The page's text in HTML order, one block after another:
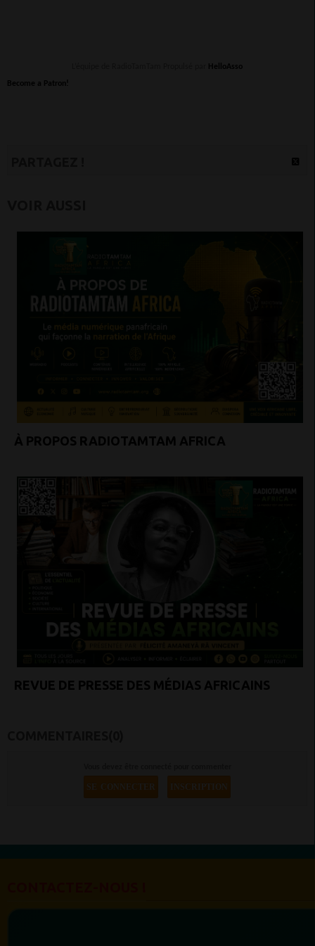
HelloAsso
Become a Patron!
À PROPOS RADIOTAMTAM AFRICA
REVUE DE PRESSE DES MÉDIAS AFRICAINS
SE CONNECTER INSCRIPTION